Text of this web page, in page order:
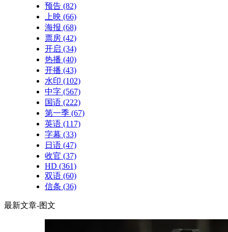
预告 (82)
上映 (66)
海报 (68)
票房 (42)
开启 (34)
热播 (40)
开播 (43)
水印 (102)
中字 (567)
国语 (222)
第一季 (67)
英语 (117)
字幕 (33)
日语 (47)
收官 (37)
HD (361)
双语 (60)
信条 (36)
最新文章-图文